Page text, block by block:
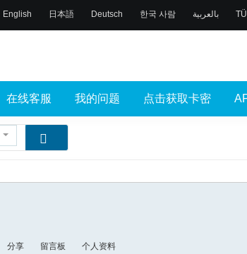
English 日本語 Deutsch 한국 사람 بالعربية
在线客服 我的问题 点击获取卡密
分享 留言板 个人资料